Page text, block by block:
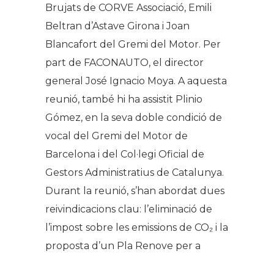
Brujats de CORVE Associació, Emili
Beltran d’Astave Girona i Joan
Blancafort del Gremi del Motor. Per
part de FACONAUTO, el director
general José Ignacio Moya. A aquesta
reunió, també hi ha assistit Plinio
Gómez, en la seva doble condició de
vocal del Gremi del Motor de
Barcelona i del Col·legi Oficial de
Gestors Administratius de Catalunya.
Durant la reunió, s’han abordat dues
reivindicacions clau: l’eliminació de
l’impost sobre les emissions de CO₂ i la
proposta d’un Pla Renove per a